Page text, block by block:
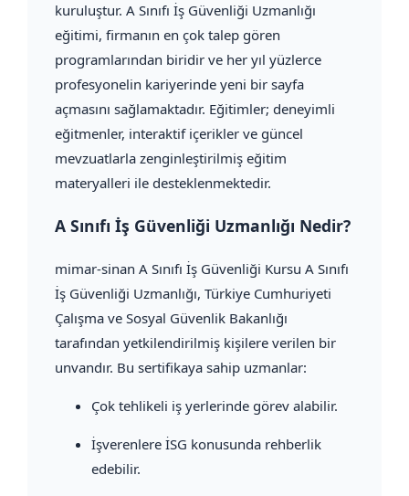
kuruluştur. A Sınıfı İş Güvenliği Uzmanlığı
eğitimi, firmanın en çok talep gören
programlarından biridir ve her yıl yüzlerce
profesyonelin kariyerinde yeni bir sayfa
açmasını sağlamaktadır. Eğitimler; deneyimli
eğitmenler, interaktif içerikler ve güncel
mevzuatlarla zenginleştirilmiş eğitim
materyalleri ile desteklenmektedir.
A Sınıfı İş Güvenliği Uzmanlığı Nedir?
mimar-sinan A Sınıfı İş Güvenliği Kursu A Sınıfı
İş Güvenliği Uzmanlığı, Türkiye Cumhuriyeti
Çalışma ve Sosyal Güvenlik Bakanlığı
tarafından yetkilendirilmiş kişilere verilen bir
unvandır. Bu sertifikaya sahip uzmanlar:
Çok tehlikeli iş yerlerinde görev alabilir.
İşverenlere İSG konusunda rehberlik
edebilir.